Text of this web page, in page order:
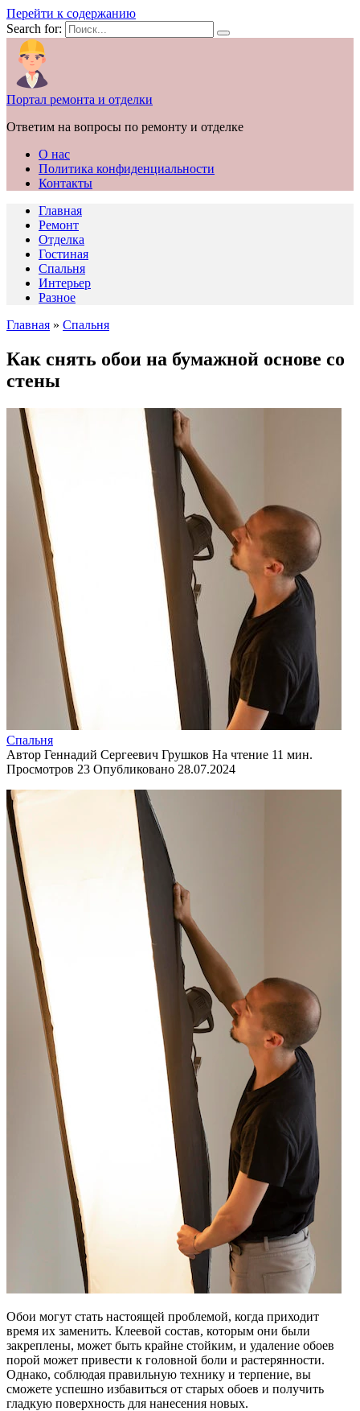
Перейти к содержанию
Search for:
Портал ремонта и отделки
Ответим на вопросы по ремонту и отделке
О нас
Политика конфиденциальности
Контакты
Главная
Ремонт
Отделка
Гостиная
Спальня
Интерьер
Разное
Главная » Спальня
Как снять обои на бумажной основе со
стены
Спальня
Автор Геннадий Сергеевич Грушков На чтение 11 мин.
Просмотров 23 Опубликовано 28.07.2024
Обои могут стать настоящей проблемой, когда приходит
время их заменить. Клеевой состав, которым они были
закреплены, может быть крайне стойким, и удаление обоев
порой может привести к головной боли и растерянности.
Однако, соблюдая правильную технику и терпение, вы
сможете успешно избавиться от старых обоев и получить
гладкую поверхность для нанесения новых.